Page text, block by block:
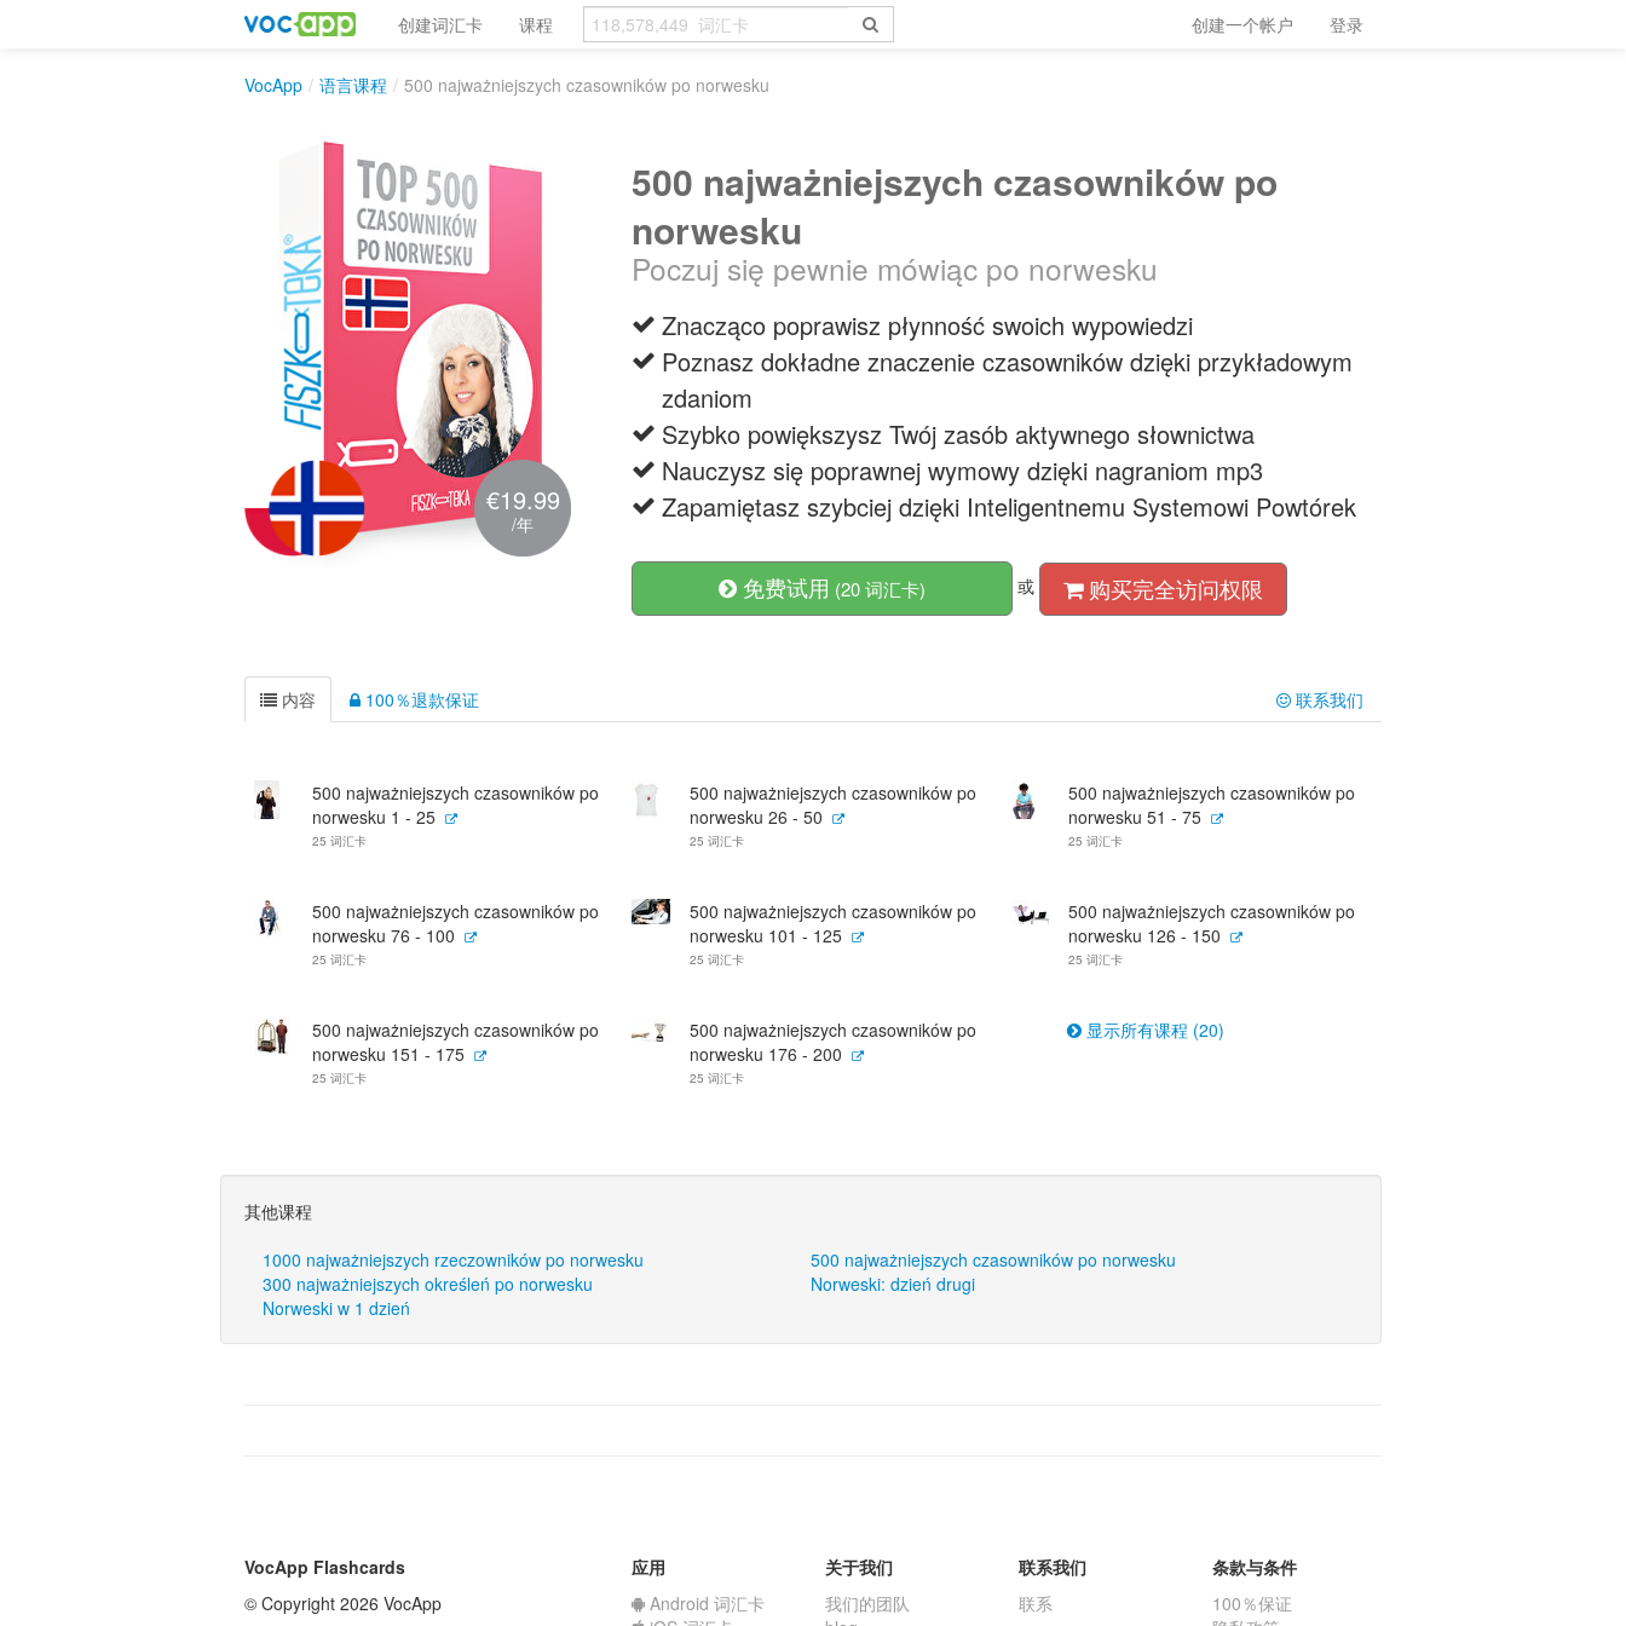
创建词汇卡 课程 创建一个帐户 登录
VocApp / 语言课程 / 500 najważniejszych czasowników po norwesku
€19.99
/年
500 najważniejszych czasowników po
norwesku
Poczuj się pewnie mówiąc po norwesku
Znacząco poprawisz płynność swoich wypowiedzi
Poznasz dokładne znaczenie czasowników dzięki przykładowym
zdaniom
Szybko powiększysz Twój zasób aktywnego słownictwa
Nauczysz się poprawnej wymowy dzięki nagraniom mp3
Zapamiętasz szybciej dzięki Inteligentnemu Systemowi Powtórek
免费试用 (20 词汇卡) 或 购买完全访问权限
内容 100％退款保证 联系我们
500 najważniejszych czasowników po
norwesku 1 - 25
25 词汇卡
500 najważniejszych czasowników po
norwesku 26 - 50
25 词汇卡
500 najważniejszych czasowników po
norwesku 51 - 75
25 词汇卡
500 najważniejszych czasowników po
norwesku 76 - 100
25 词汇卡
500 najważniejszych czasowników po
norwesku 101 - 125
25 词汇卡
500 najważniejszych czasowników po
norwesku 126 - 150
25 词汇卡
500 najważniejszych czasowników po
norwesku 151 - 175
25 词汇卡
500 najważniejszych czasowników po
norwesku 176 - 200
25 词汇卡
显示所有课程 (20)
其他课程
1000 najważniejszych rzeczowników po norwesku
500 najważniejszych czasowników po norwesku
300 najważniejszych określeń po norwesku
Norweski: dzień drugi
Norweski w 1 dzień
VocApp Flashcards
© Copyright 2026 VocApp
应用
Android 词汇卡
关于我们
我们的团队
联系我们
联系
条款与条件
100％保证